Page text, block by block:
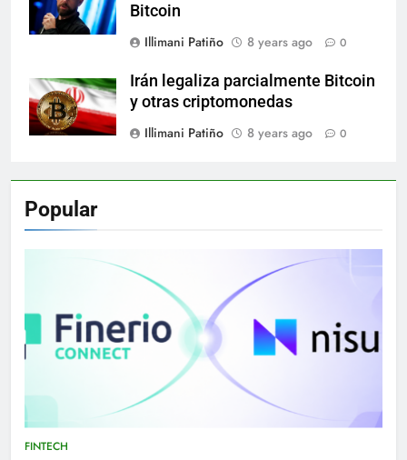
Bitcoin
Illimani Patiño
8 years ago 0
Irán legaliza parcialmente Bitcoin
y otras criptomonedas
Illimani Patiño
8 years ago 0
Popular
FINTECH